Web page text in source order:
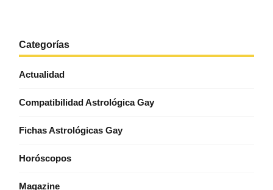
Categorías
Actualidad
Compatibilidad Astrológica Gay
Fichas Astrológicas Gay
Horóscopos
Magazine